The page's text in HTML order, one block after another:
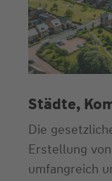
Städte,
Die
Erstellung
umfangreich